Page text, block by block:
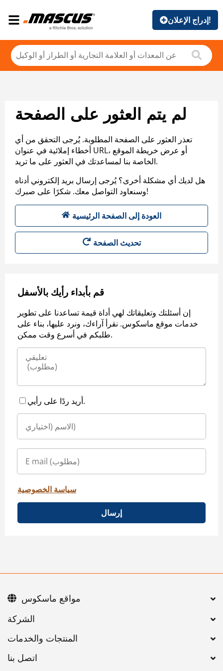
إدراج الإعلان!
لم يتم العثور على الصفحة
تعذر العثور على الصفحة المطلوبة. يُرجى التحقق من أي
أخطاء إملائية في عنوان URL، أو عرض خريطة الموقع
الخاصة بنا لمساعدتك في العثور على ما تريد.
هل لديك أي مشكلة أخرى؟ يُرجى إرسال بريد إلكتروني أدناه
وسنعاود التواصل معك. شكرًا على صبرك!
العودة إلى الصفحة الرئيسية
تحديث الصفحة
قم بأبداء رأيك بالأسفل
إن أسئلتك وتعليقاتك لهي أداة قيمة تساعدنا على تطوير
خدمات موقع ماسكوس. نقرأ آراءك، ونرد عليها، بناء على
طلبكم في أسرع وقت ممكن.
أريد ردًا على رأيي.
سياسة الخصوصية
إرسال
اتصل بنا
مواقع ماسكوس